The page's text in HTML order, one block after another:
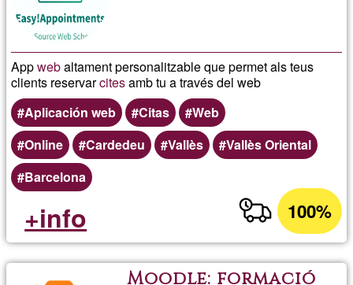
Appwebaltament personalitzable que permet als teus
clients reservarcitesamb tu a través del web
Aplicación web
Citas
Web
Online
Cardedeu Vallès
Vallès Oriental
Barcelona
100%
+info
Moodle: formació